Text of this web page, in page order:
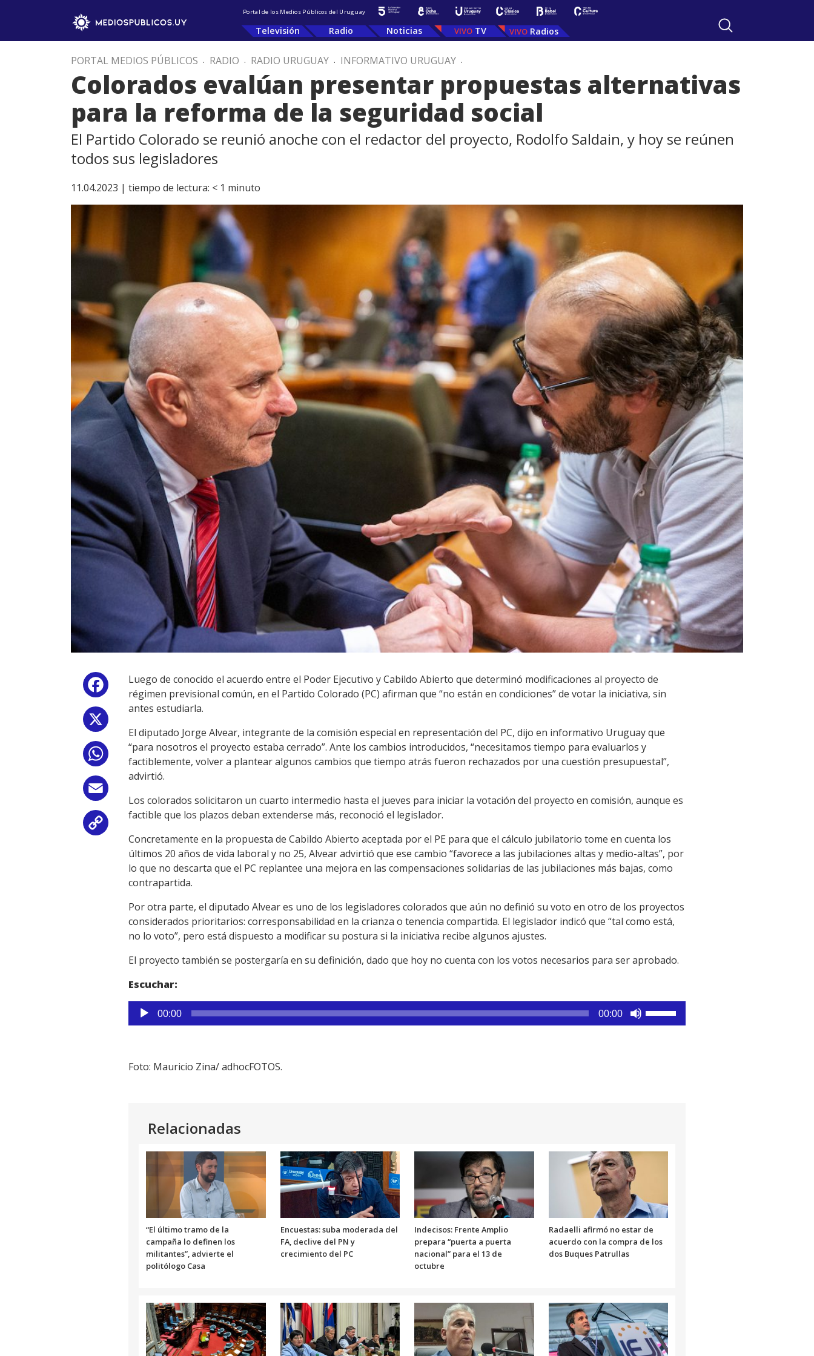
Portal de los Medios Públicos del Uruguay
Televisión Radio Noticias TV Radios
PORTAL MEDIOS PÚBLICOS . RADIO . RADIO URUGUAY . INFORMATIVO URUGUAY .
Colorados evalúan presentar propuestas alternativas
para la reforma de la seguridad social
El Partido Colorado se reunió anoche con el redactor del proyecto, Rodolfo Saldain, y hoy se reúnen
todos sus legisladores
11.04.2023 | tiempo de lectura: < 1 minuto
Facebook
WhatsApp
Link
Luego de conocido el acuerdo entre el Poder Ejecutivo y Cabildo Abierto que determinó modificaciones al proyecto de
régimen previsional común, en el Partido Colorado (PC) afirman que “no están en condiciones” de votar la iniciativa, sin
antes estudiarla.
El diputado Jorge Alvear, integrante de la comisión especial en representación del PC, dijo en informativo Uruguay que
“para nosotros el proyecto estaba cerrado”. Ante los cambios introducidos, “necesitamos tiempo para evaluarlos y
factiblemente, volver a plantear algunos cambios que tiempo atrás fueron rechazados por una cuestión presupuestal”,
advirtió.
Los colorados solicitaron un cuarto intermedio hasta el jueves para iniciar la votación del proyecto en comisión, aunque es
factible que los plazos deban extenderse más, reconoció el legislador.
Concretamente en la propuesta de Cabildo Abierto aceptada por el PE para que el cálculo jubilatorio tome en cuenta los
últimos 20 años de vida laboral y no 25, Alvear advirtió que ese cambio “favorece a las jubilaciones altas y medio-altas”, por
lo que no descarta que el PC replantee una mejora en las compensaciones solidarias de las jubilaciones más bajas, como
contrapartida.
Por otra parte, el diputado Alvear es uno de los legisladores colorados que aún no definió su voto en otro de los proyectos
considerados prioritarios: corresponsabilidad en la crianza o tenencia compartida. El legislador indicó que “tal como está,
no lo voto”, pero está dispuesto a modificar su postura si la iniciativa recibe algunos ajustes.
El proyecto también se postergaría en su definición, dado que hoy no cuenta con los votos necesarios para ser aprobado.
Escuchar:
Reproductor
de
00:00 00:00
el
Foto: Mauricio Zina/ adhocFOTOS.
Relacionadas
“El último tramo de la
campaña lo definen los
militantes”, advierte el
politólogo Casa
Encuestas: suba moderada del
FA, declive del PN y
crecimiento del PC
Indecisos: Frente Amplio
prepara “puerta a puerta
nacional” para el 13 de
octubre
Radaelli afirmó no estar de
acuerdo con la compra de los
dos Buques Patrullas